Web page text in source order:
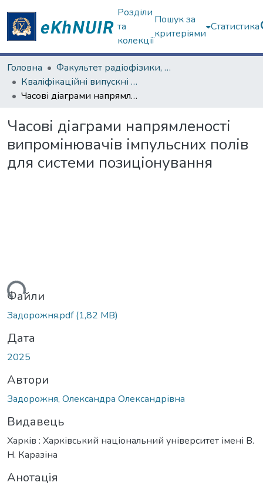
Розділи
та
колекції
Пошук за
критеріями
Статистика
Головна
Факультет радіофізики, біомедичної електроніки та комп’ютерних систем
Кваліфікаційні випускні роботи магістрів. Факультет радіофізики, біомедичної електроніки та комп’ютерних систем
Часові діаграми напрямленості випромінювачів імпульсних полів для системи позиціонування
Часові діаграми напрямленості
випромінювачів імпульсних полів
для системи позиціонування
Файли
Задорожня.pdf(1,82 MB)
Дата
2025
Автори
Задорожня, Олександра Олександрівна
Видавець
Харків : Харківський національний університет імені В.
Н. Каразіна
Анотація